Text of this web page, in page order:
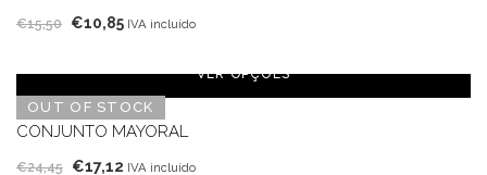
€15,50 O
original
era:
€15,50.
€10,85O
atual
é:
€10,85.
IVA incluído
OUT OF STOCK
VER OPÇÕES
CONJUNTO MAYORAL
€24,45 O
€17,12 O
IVA incluído